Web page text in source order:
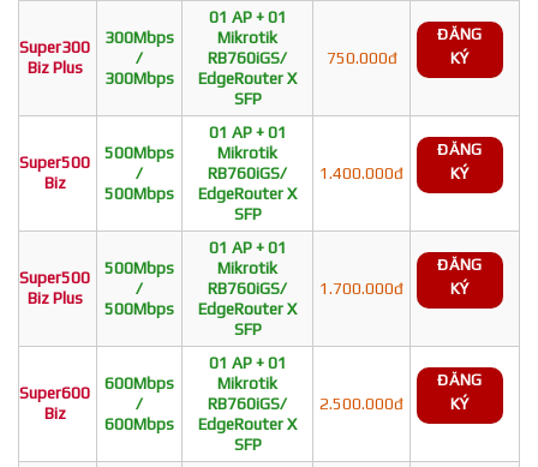
Super300
Biz Plus
300Mbps
/
300Mbps
01 AP + 01
Mikrotik
RB760iGS/
EdgeRouter X
SFP
750.000đ
ĐĂNG
KÝ
Super500
Biz
500Mbps
/
500Mbps
01 AP + 01
Mikrotik
RB760iGS/
EdgeRouter X
SFP
1.400.000đ
ĐĂNG
KÝ
Super500
Biz Plus
500Mbps
/
500Mbps
01 AP + 01
Mikrotik
RB760iGS/
EdgeRouter X
SFP
1.700.000đ
ĐĂNG
KÝ
Super600
Biz
600Mbps
/
600Mbps
01 AP + 01
Mikrotik
RB760iGS/
EdgeRouter X
SFP
2.500.000đ
ĐĂNG
KÝ